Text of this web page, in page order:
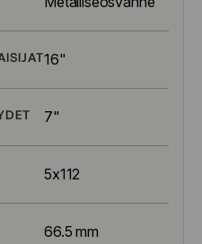
16"
7"
5x112
66.5 mm